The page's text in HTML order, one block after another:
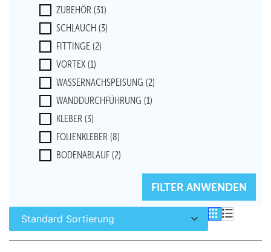
ZUBEHÖR (31)
SCHLAUCH (3)
FITTINGE (2)
VORTEX (1)
WASSERNACHSPEISUNG (2)
WANDDURCHFÜHRUNG (1)
KLEBER (3)
FOLIENKLEBER (8)
BODENABLAUF (2)
FILTER ANWENDEN